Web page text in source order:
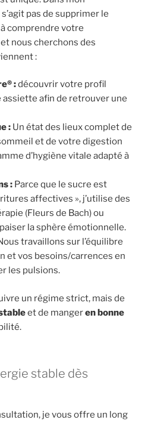
pas de supprimer le
comprendre votre
nous cherchons des
:
:découvrir votre profil
afin de retrouver une
: Un état des lieux complet de
et de votre digestion
d’hygiène vitale adapté à
: Parce que le sucre est
affectives », j’utilise des
(Fleurs de Bach) ou
la sphère émotionnelle.
travaillons sur l’équilibre
et vos besoins/carrences en
les pulsions.
un régime strict, mais de
et de mangeren bonne
stable dès
je vous offre un long